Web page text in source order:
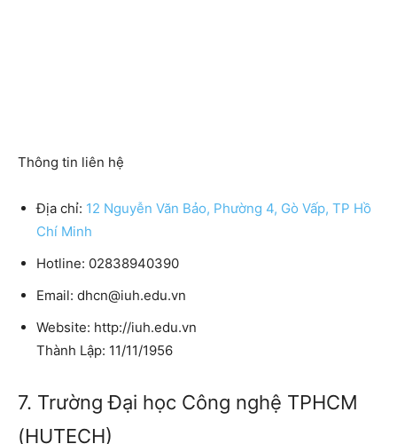
Thông tin liên hệ
Địa chỉ: 12 Nguyễn Văn Bảo, Phường 4, Gò Vấp, TP Hồ
Chí Minh
Hotline: 02838940390
Email: dhcn@iuh.edu.vn
Website: http://iuh.edu.vn
Thành Lập: 11/11/1956
7. Trường Đại học Công nghệ TPHCM
(HUTECH)